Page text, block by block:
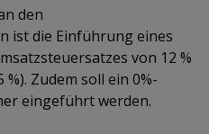
den
ist die Einführung eines
von 12 %
Zudem soll ein 0%-
eingeführt werden.